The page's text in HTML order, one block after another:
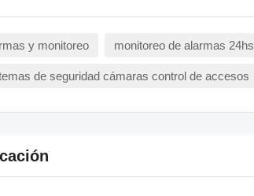
y monitoreo monitoreo de alarmas 24hs
de seguridad cámaras control de accesos